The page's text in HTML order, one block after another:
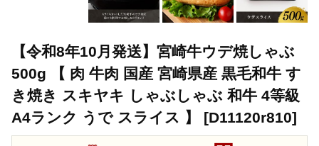
【令和8年10月発送】宮崎牛ウデ焼しゃぶ
500g 【 肉 牛肉 国産 宮崎県産 黒毛和牛 す
き焼き スキヤキ しゃぶしゃぶ 和牛 4等級
A4ランク うで スライス 】 [D11120r810]